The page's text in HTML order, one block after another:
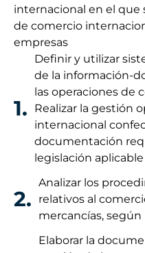
internacional en el que
de comercio
empresas
1.
Definir y utilizar
de la información-
las operaciones de
Realizar la gestión
internacional
documentación
legislación aplicable
2.
Analizar los
relativos al
mercancías,
Elaborar la